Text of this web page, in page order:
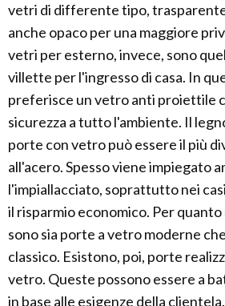
vetri di differente tipo,
anche opaco per una maggiore
vetri per esterno, invece, sono
villette per l'ingresso di casa. In
preferisce un vetro anti proiettile
sicurezza a tutto l'ambiente. Il
porte con vetro può essere il più
all'acero. Spesso viene impiegato
l'impiallacciato, soprattutto nei
il risparmio economico. Per
sono sia porte a vetro moderne
classico. Esistono, poi, porte
vetro. Queste possono essere a
in base alle esigenze della